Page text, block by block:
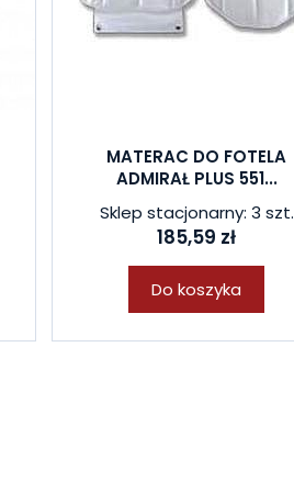
MATERAC DO FOTELA
ADMIRAŁ PLUS 551...
Sklep stacjonarny: 3 szt.
185,59 zł
Do koszyka